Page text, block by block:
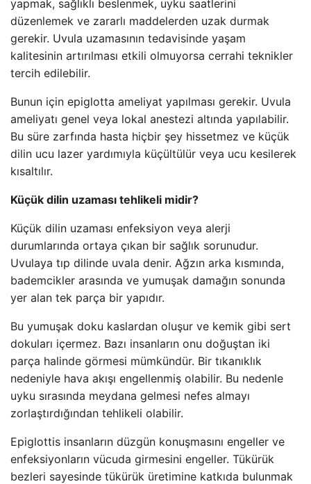
yapmak, sağlıklı beslenmek, uyku saatlerini
düzenlemek ve zararlı maddelerden uzak durmak
gerekir. Uvula uzamasının tedavisinde yaşam
kalitesinin artırılması etkili olmuyorsa cerrahi teknikler
tercih edilebilir.
Bunun için epiglotta ameliyat yapılması gerekir. Uvula
ameliyatı genel veya lokal anestezi altında yapılabilir.
Bu süre zarfında hasta hiçbir şey hissetmez ve küçük
dilin ucu lazer yardımıyla küçültülür veya ucu kesilerek
kısaltılır.
Küçük dilin uzaması tehlikeli midir?
Küçük dilin uzaması enfeksiyon veya alerji
durumlarında ortaya çıkan bir sağlık sorunudur.
Uvulaya tıp dilinde uvala denir. Ağzın arka kısmında,
bademcikler arasında ve yumuşak damağın sonunda
yer alan tek parça bir yapıdır.
Bu yumuşak doku kaslardan oluşur ve kemik gibi sert
dokuları içermez. Bazı insanların onu doğuştan iki
parça halinde görmesi mümkündür. Bir tıkanıklık
nedeniyle hava akışı engellenmiş olabilir. Bu nedenle
uyku sırasında meydana gelmesi nefes almayı
zorlaştırdığından tehlikeli olabilir.
Epiglottis insanların düzgün konuşmasını engeller ve
enfeksiyonların vücuda girmesini engeller. Tükürük
bezleri sayesinde tükürük üretimine katkıda bulunmak